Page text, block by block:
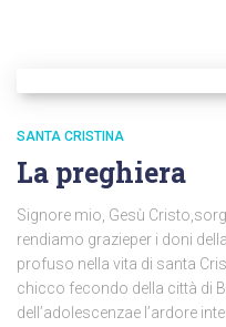
SANTA CRISTINA
La preghiera
Signore mio, Gesù
rendiamo grazieper i doni
profuso nella vita di santa
chicco fecondo della città di
dell’adolescenzae l’ardore